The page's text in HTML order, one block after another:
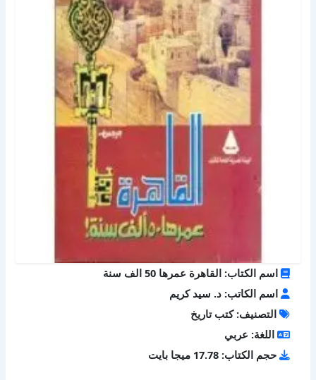
اسم الكتاب: القاهرة عمرها 50 الف سنة
اسم الكاتب: د. سيد كريم
التصنيف: كتب تاريخ
اللغة: عربي
حجم الكتاب: 17.78 ميجا بايت